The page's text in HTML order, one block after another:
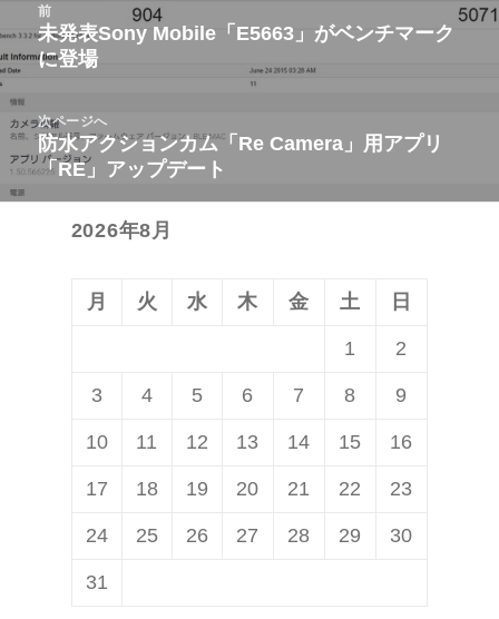
稿
ナ
ビ
ゲ
ー
シ
前
前
の
稿:
未発表Sony Mobile「E5663」がベンチマーク
に登場
次ページへ
次
の
投
防水アクションカム「Re Camera」用アプリ
「RE」アップデート
2026年8月
月 火 水 木 金 土 日
1 2
3 4 5 6 7 8 9
10 11 12 13 14 15 16
17 18 19 20 21 22 23
24 25 26 27 28 29 30
31